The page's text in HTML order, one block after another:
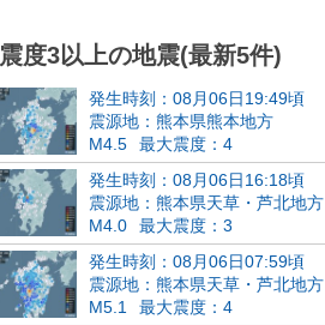
震度3以上の地震(最新5件)
発生時刻：08月06日19:49頃
震源地：熊本県熊本地方
M4.5
最大震度：4
発生時刻：08月06日16:18頃
震源地：熊本県天草・芦北地方
M4.0
最大震度：3
発生時刻：08月06日07:59頃
震源地：熊本県天草・芦北地方
M5.1
最大震度：4